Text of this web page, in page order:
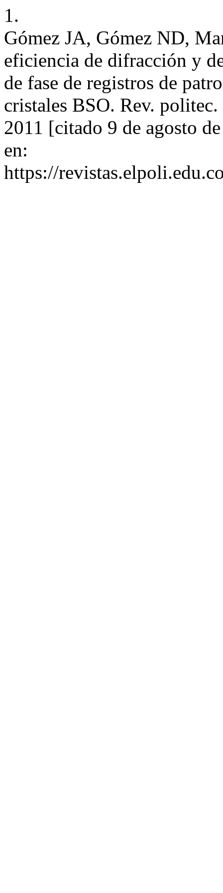
1.
Gómez JA, Gómez ND,
eficiencia de difracción y
de fase de registros de
cristales BSO. Rev.
2011 [citado 9 de agosto
en:
https://